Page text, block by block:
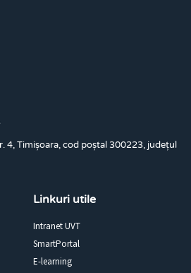
4, Timișoara, cod poștal 300223, județul
Linkuri utile
Intranet UVT
SmartPortal
E-learning